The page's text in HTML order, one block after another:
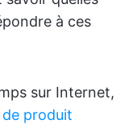
à ces
sur Internet,
produit